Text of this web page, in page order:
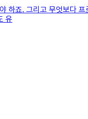
하죠. 그리고 무엇보다
유